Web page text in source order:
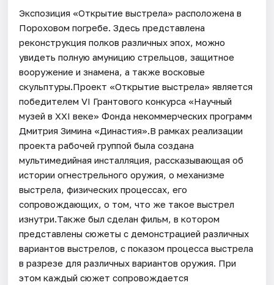
Экспозиция «Открытие выстрела» расположена в
Пороховом погребе. Здесь представлена
реконструкция полков различных эпох, можно
увидеть полную амуницию стрельцов, защитное
вооружение и знамена, а также восковые
скульптуры.Проект «Открытие выстрела» является
победителем VI Грантового конкурса «Научный
музей в XXI веке» Фонда некоммерческих программ
Дмитрия Зимина «Династия».В рамках реализации
проекта рабочей группой была создана
мультимедийная инсталляция, рассказывающая об
истории огнестрельного оружия, о механизме
выстрела, физических процессах, его
сопровождающих, о том, что же такое выстрел
изнутри.Также был сделан фильм, в котором
представлены сюжеты с демонстрацией различных
вариантов выстрелов, с показом процесса выстрела
в разрезе для различных вариантов оружия. При
этом каждый сюжет сопровождается